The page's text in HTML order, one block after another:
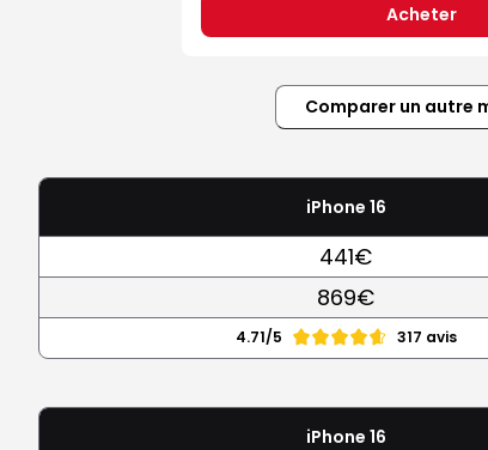
Acheter
Comparer un autre
iPhone 16
441€
869€
4.71/5 317 avis
iPhone 16